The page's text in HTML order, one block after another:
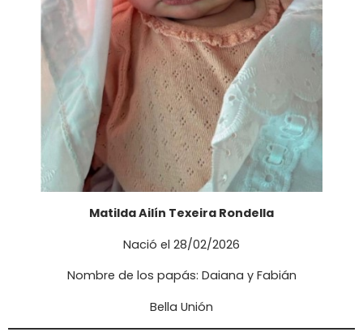
Matilda Ailín Texeira Rondella
Nació el 28/02/2026
Nombre de los papás: Daiana y Fabián
Bella Unión